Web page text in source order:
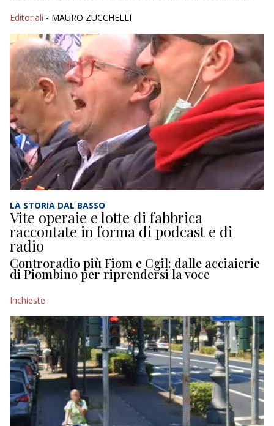
Editoriali - MAURO ZUCCHELLI
LA STORIA DAL BASSO
Vite operaie e lotte di fabbrica
raccontate in forma di podcast e di
radio
Controradio più Fiom e Cgil: dalle acciaierie
di Piombino per riprendersi la voce
Inchieste